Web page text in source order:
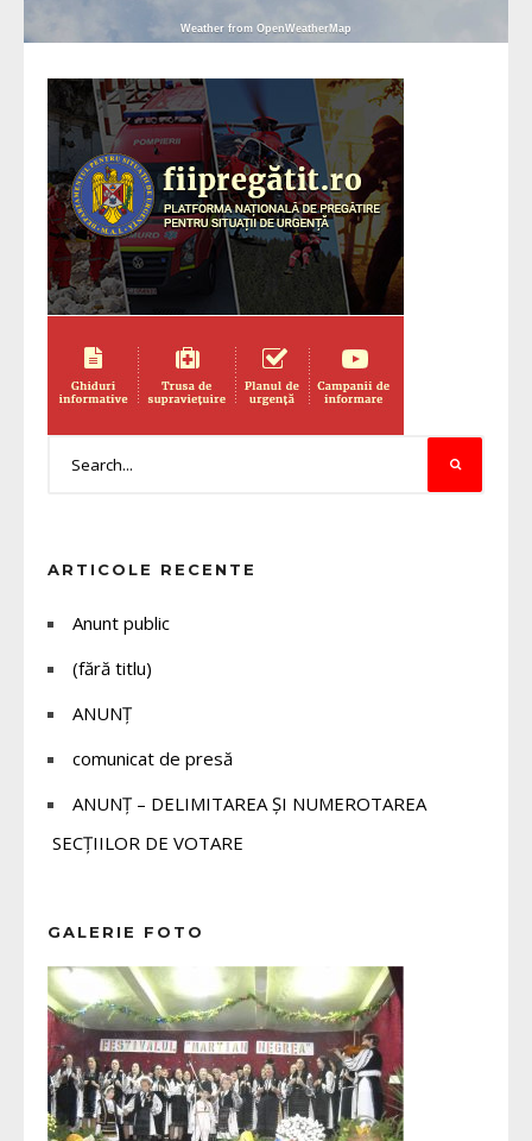
Weather from OpenWeatherMap
ARTICOLE RECENTE
Anunt public
(fără titlu)
ANUNȚ
comunicat de presă
ANUNȚ – DELIMITAREA ȘI NUMEROTAREA
SECȚIILOR DE VOTARE
GALERIE FOTO